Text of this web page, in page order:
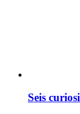
Seis